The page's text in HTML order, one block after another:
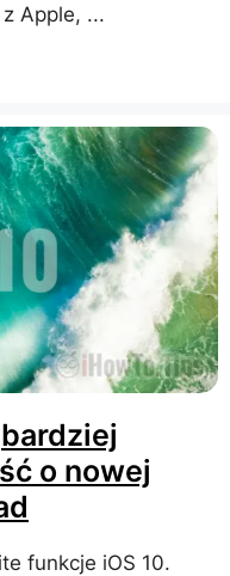
Apple, ...
o nowej
funkcje iOS 10.